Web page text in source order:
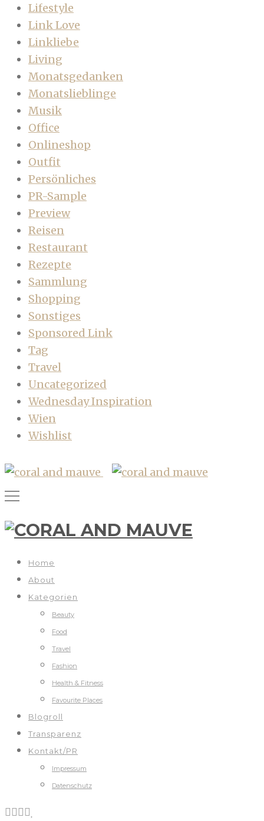
Lifestyle
Link Love
Linkliebe
Living
Monatsgedanken
Monatslieblinge
Musik
Office
Onlineshop
Outfit
Persönliches
PR-Sample
Preview
Reisen
Restaurant
Rezepte
Sammlung
Shopping
Sonstiges
Sponsored Link
Tag
Travel
Uncategorized
Wednesday Inspiration
Wien
Wishlist
Home
About
Kategorien
Beauty
Food
Travel
Fashion
Health & Fitness
Favourite Places
Blogroll
Transparenz
Kontakt/PR
Impressum
Datenschutz